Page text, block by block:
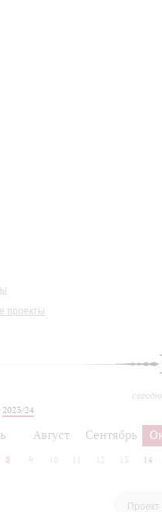
проекты
2023/24
Август Сентябрь
8 9 10 12 13 14